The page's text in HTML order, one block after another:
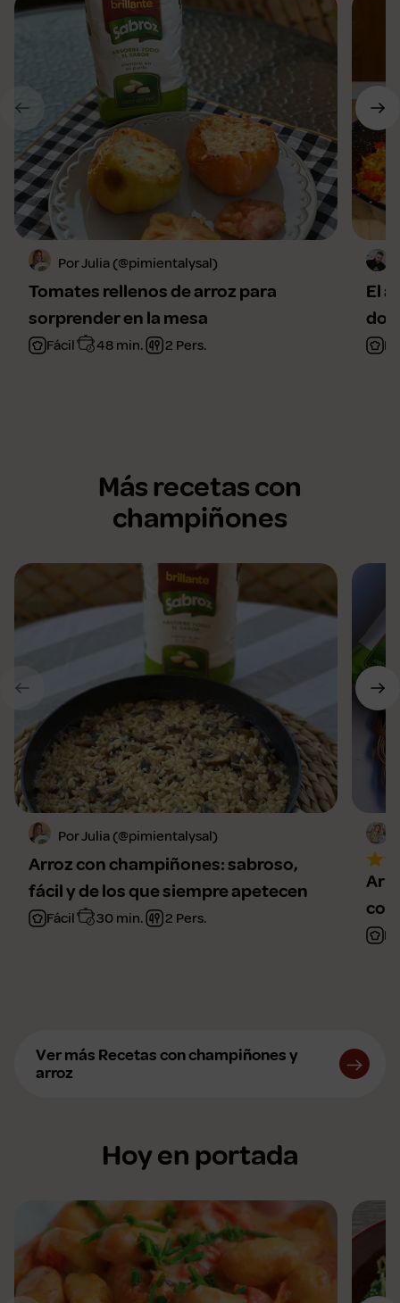
Por Julia (@pimientalysal)
Tomates rellenos de arroz para
sorprender en la mesa
Fácil 48 min. 2 Pers.
El
Más recetas con
champiñones
Por Julia (@pimientalysal)
Arroz con champiñones: sabroso,
fácil y de los que siempre apetecen
Fácil 30 min. 2 Pers.
Ver más Recetas con champiñones y
arroz
Hoy en portada